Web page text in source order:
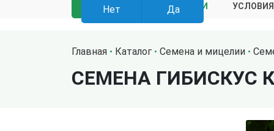
КАТАЛОГ АКЦИИ УСЛОВИЯ
Главная Каталог Семена и мицелии
СЕМЕНА ГИБИСКУС
Нет Да